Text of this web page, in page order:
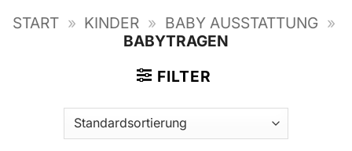
START » KINDER » BABY AUSSTATTUNG »
BABYTRAGEN
FILTER